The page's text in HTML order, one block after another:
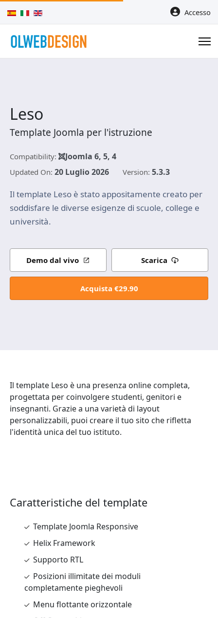
Seleziona la tua lingua Accesso
Leso
Template Joomla per l'istruzione
Compatibility: Joomla 6, 5, 4
Updated On: 20 Luglio 2026 Version: 5.3.3
Il template Leso è stato appositamente creato per
soddisfare le diverse esigenze di scuole, college e
università.
Demo dal vivo Scarica
Acquista €29.90
Il template Leso è una presenza online completa,
progettata per coinvolgere studenti, genitori e
insegnanti. Grazie a una varietà di layout
personalizzabili, puoi creare il tuo sito che rifletta
l'identità unica del tuo istituto.
Caratteristiche del template
Template Joomla Responsive
Helix Framework
Supporto RTL
Posizioni illimitate dei moduli
completamente pieghevoli
Menu flottante orizzontale